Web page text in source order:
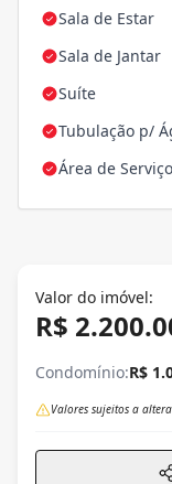
Sala de Estar
Sala de Jantar
Suíte
Tubulação p/
Área de Serviço
Valor do imóvel:
R$
Condomínio:R$
Valores sujeitos a